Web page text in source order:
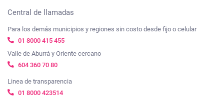
Central de llamadas
Para los demás municipios y regiones sin costo desde fijo o celular
01 8000 415 455
Valle de Aburrá y Oriente cercano
604 360 70 80
Linea de transparencia
01 8000 423514